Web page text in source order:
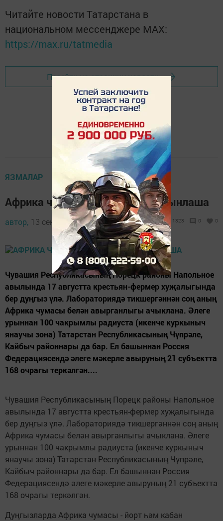
Читайте новости Татарстана в
национальном мессенджере MАХ:
https://max.ru/tatmedia
Перейти на страницу новости
ЯЗМАЛАР
Африка чумасы Татарстанга якынлаша
автор, 13 сентябрь 2016 - 07:52 1323 0 0
Чувашия Республикасының Порецк районы Напольное
авылында 17 августта крестьян-фермер хуҗалыгында
бер дуңгыз үлә. Лабораториядә тикшергәннән соң аның
Африка чумасы белән авырганлыгы ачыклана. Әлеге
урыннан 100 чакрымлы радиуста (икенче куркыныч
янаучы зона) Татарстан Республикасының Чүпрәле,
Кайбыч районнары да бар. Ел башыннан Россия
Федерациясендә әлеге мәкерле авыруның 21 субъектта
168 очрагы теркәлгән....
Чувашия Республикасының Порецк районы Напольное
авылында 17 августта крестьян-фермер хуҗалыгында
бер дуңгыз үлә. Лабораториядә тикшергәннән соң аның
Африка чумасы белән авырганлыгы ачыклана. Әлеге
урыннан 100 чакрымлы радиуста (икенче куркыныч
янаучы зона) Татарстан Республикасының Чүпрәле,
Кайбыч районнары да бар. Ел башыннан Россия
Федерациясендә әлеге мәкерле авыруның 21 субъектта
168 очрагы теркәлгән.
Дуңгызларда Африка чумасы - йорт һәм кабан